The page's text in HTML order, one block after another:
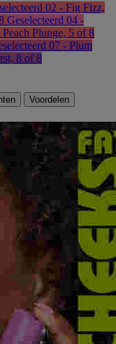
02 - Fig Fizz,
Geselecteerd 04 -
Peach Plunge, 5 of 8
07 - Plum
8 of 8
Voordelen